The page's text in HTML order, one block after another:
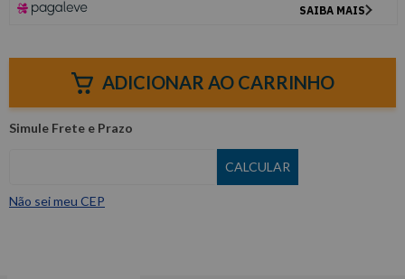
ADICIONAR AO CARRINHO
Não sei meu CEP